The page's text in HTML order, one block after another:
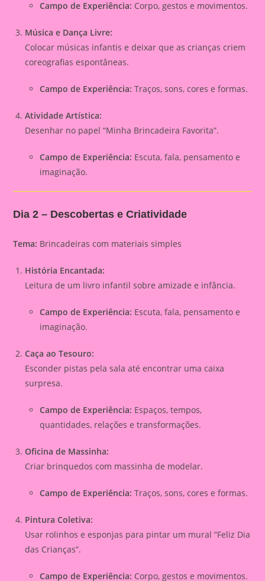
Campo de Experiência: Corpo, gestos e movimentos.
Música e Dança Livre:
Colocar músicas infantis e deixar que as crianças criem
coreografias espontâneas.
Campo de Experiência: Traços, sons, cores e formas.
Atividade Artística:
Desenhar no papel “Minha Brincadeira Favorita”.
Campo de Experiência: Escuta, fala, pensamento e
imaginação.
Dia 2 – Descobertas e Criatividade
Tema: Brincadeiras com materiais simples
História Encantada:
Leitura de um livro infantil sobre amizade e infância.
Campo de Experiência: Escuta, fala, pensamento e
imaginação.
Caça ao Tesouro:
Esconder pistas pela sala até encontrar uma caixa
surpresa.
Campo de Experiência: Espaços, tempos,
quantidades, relações e transformações.
Oficina de Massinha:
Criar brinquedos com massinha de modelar.
Campo de Experiência: Traços, sons, cores e formas.
Pintura Coletiva:
Usar rolinhos e esponjas para pintar um mural “Feliz Dia
das Crianças”.
Campo de Experiência: Corpo, gestos e movimentos.